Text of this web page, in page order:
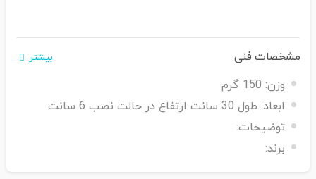
مشخصات فنی بیشتر
وزن: 150 گرم
ابعاد: طول 30 سانت ارتفاع در حالت نصب 6 سانت
توضیحات:
برند: